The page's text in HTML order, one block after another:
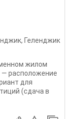
, Геленджик
жилом
— расположение
для
(сдача в